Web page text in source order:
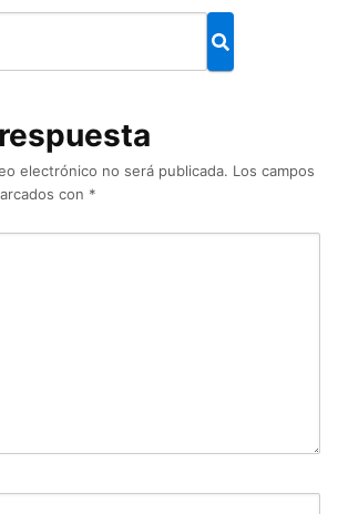
electrónico no será publicada. Los campos
con *